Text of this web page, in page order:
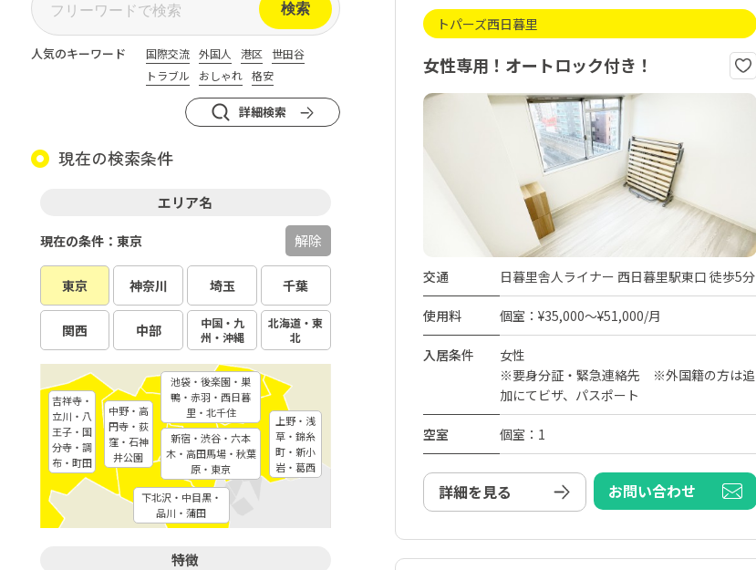
人気のキーワード 国際交流 外国人 港区
世田谷
トラブル
おしゃれ 格安
詳細検索
現在の検索条件
エリア名
東京 神奈川 埼玉 千葉
関西 中部
中国・九
州・沖縄
北海道・東
北
現在の条件：東京 解除
新宿・渋谷・六本
木・高田馬場・秋葉
原・東京
中野・高
円寺・荻
窪・石神
井公園
下北沢・中目黒・
品川・蒲田
池袋・後楽園・巣
鴨・赤羽・西日暮
里・北千住
上野・浅
草・錦糸
町・新小
岩・葛西
吉祥寺・
立川・八
王子・国
分寺・調
布・町田
特徴
トパーズ西日暮里
女性専用！オートロック付き！
交通 日暮里舎人ライナー 西日暮里駅東口 徒歩5分
使用料 個室：¥35,000～¥51,000/月
入居条件
女性
※要身分証・緊急連絡先 ※外国籍の方は追
加にてビザ、パスポート
空室 個室：1
詳細を見る お問い合わせ